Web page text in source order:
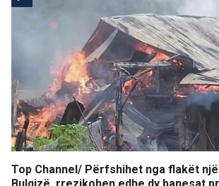
Top Channel/ Përfshihet nga flakët